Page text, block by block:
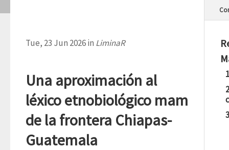
Tue, 23 Jun 2026 in LiminaR
Una aproximación al
léxico etnobiológico mam
de la frontera Chiapas-
Guatemala